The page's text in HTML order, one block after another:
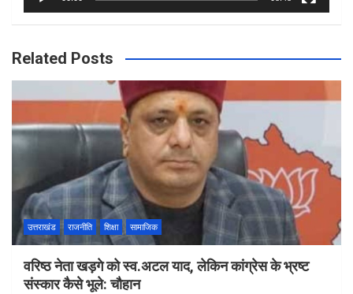
Related Posts
उत्तराखंड राजनीति शिक्षा सामाजिक
वरिष्ठ नेता खड़गे को स्व.अटल याद, लेकिन कांग्रेस के भ्रष्ट
संस्कार कैसे भूले: चौहान